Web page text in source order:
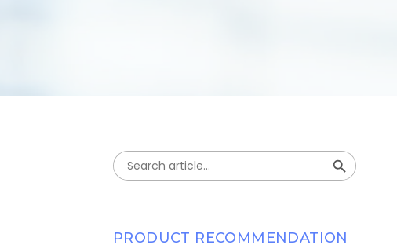
Search
for:
Search Button
PRODUCT RECOMMENDATION